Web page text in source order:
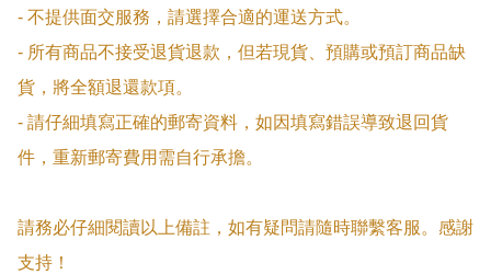
- 不提供面交服務，請選擇合適的運送方式。
- 所有商品不接受退貨退款，但若現貨、預購或預訂商品缺
貨，將全額退還款項。
- 請仔細填寫正確的郵寄資料，如因填寫錯誤導致退回貨
件，重新郵寄費用需自行承擔。
請務必仔細閱讀以上備註，如有疑問請隨時聯繫客服。感謝
支持！